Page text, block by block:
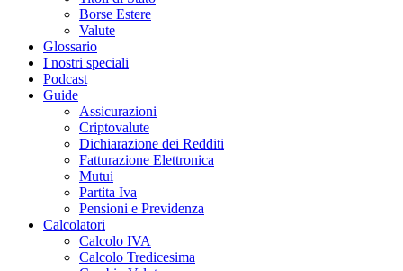
Borse Estere
Valute
Glossario
I nostri speciali
Podcast
Guide
Assicurazioni
Criptovalute
Dichiarazione dei Redditi
Fatturazione Elettronica
Mutui
Partita Iva
Pensioni e Previdenza
Calcolatori
Calcolo IVA
Calcolo Tredicesima